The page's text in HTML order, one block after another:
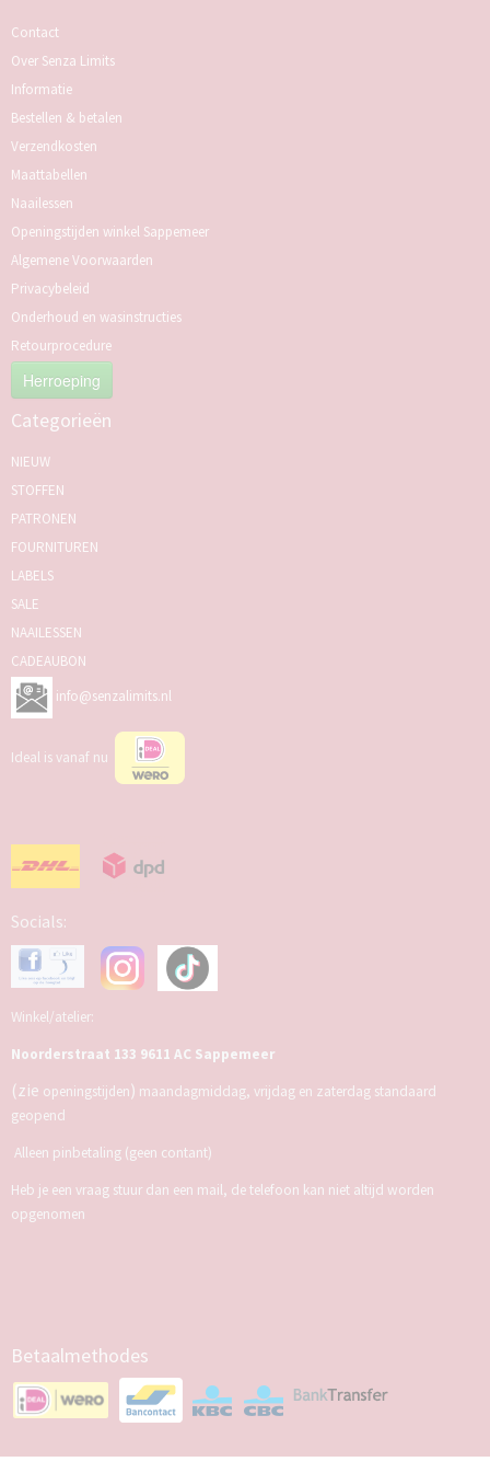
Contact
Over Senza Limits
Informatie
Bestellen & betalen
Verzendkosten
Maattabellen
Naailessen
Openingstijden winkel Sappemeer
Algemene Voorwaarden
Privacybeleid
Onderhoud en wasinstructies
Retourprocedure
Herroeping
Categorieën
NIEUW
STOFFEN
PATRONEN
FOURNITUREN
LABELS
SALE
NAAILESSEN
CADEAUBON
info@senzalimits.nl
Ideal is vanaf nu
Socials:
Winkel/atelier:
Noorderstraat 133 9611 AC Sappemeer
(zie openingstijden) maandagmiddag, vrijdag en zaterdag standaard
geopend
Alleen pinbetaling (geen contant)
Heb je een vraag stuur dan een mail, de telefoon kan niet altijd worden
opgenomen
Betaalmethodes